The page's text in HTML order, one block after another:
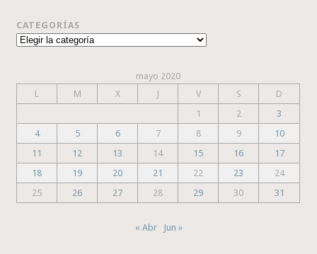
CATEGORÍAS
Categorías
mayo 2020
L
M X J V S
D
1
2
3
4
5 6 7 8 9
10
11
12 13 14 15 16
17
18
19 20 21 22 23
24
25
26 27 28 29 30 31
« Abr Jun »